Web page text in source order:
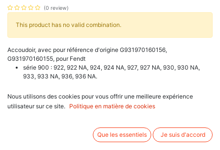
(0 review)
This product has no valid combination.
Accoudoir, avec pour référence d'origine G931970160156,
G931970160155, pour Fendt
série 900 : 922, 922 NA, 924, 924 NA, 927, 927 NA, 930, 930 NA,
933, 933 NA, 936, 936 NA.
Associez d'autres produits:
Nous utilisons des cookies pour vous offrir une meilleure expérience
utilisateur sur ce site.
Politique en matière de cookies
Que les essentiels Je suis d'accord